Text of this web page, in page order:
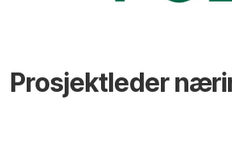
Prosjektleder